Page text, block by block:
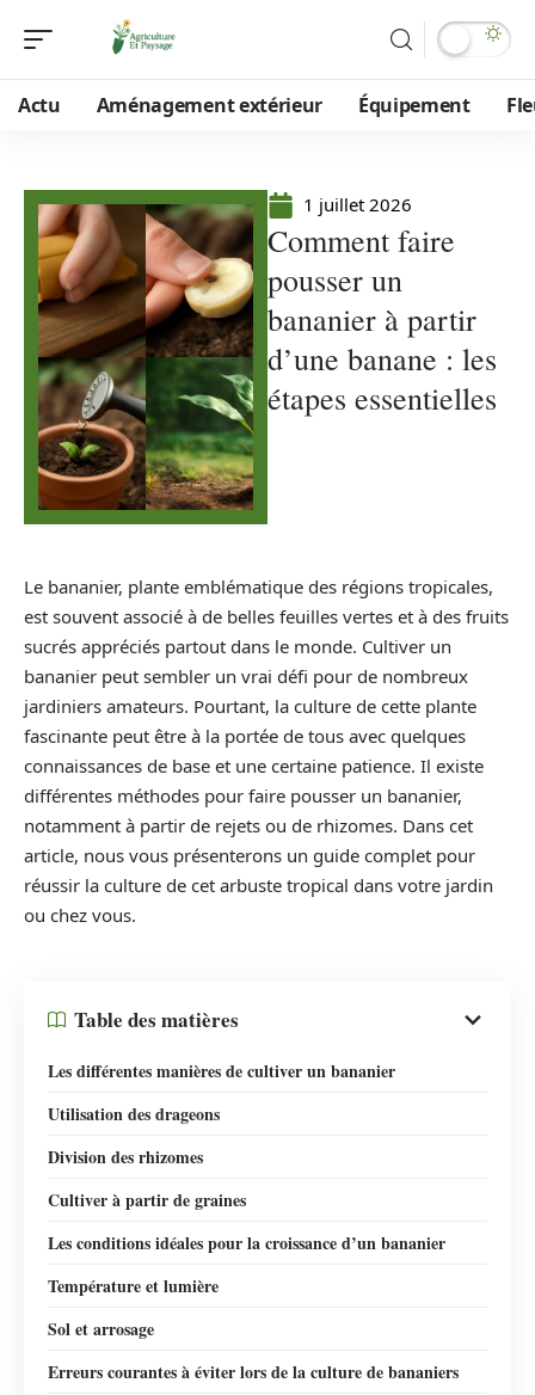
Actu Aménagement extérieur Équipement
1 juillet 2026
Comment faire
pousser un
bananier à partir
d’une banane : les
étapes essentielles
Le bananier, plante emblématique des régions tropicales,
est souvent associé à de belles feuilles vertes et à des fruits
sucrés appréciés partout dans le monde. Cultiver un
bananier peut sembler un vrai défi pour de nombreux
jardiniers amateurs. Pourtant, la culture de cette plante
fascinante peut être à la portée de tous avec quelques
connaissances de base et une certaine patience. Il existe
différentes méthodes pour faire pousser un bananier,
notamment à partir de rejets ou de rhizomes. Dans cet
article, nous vous présenterons un guide complet pour
réussir la culture de cet arbuste tropical dans votre jardin
ou chez vous.
Table des matières
Les différentes manières de cultiver un bananier
Utilisation des drageons
Division des rhizomes
Cultiver à partir de graines
Les conditions idéales pour la croissance d’un bananier
Température et lumière
Sol et arrosage
Erreurs courantes à éviter lors de la culture de bananiers